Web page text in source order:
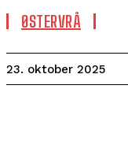
ØSTERVRÅ
23. oktober 2025